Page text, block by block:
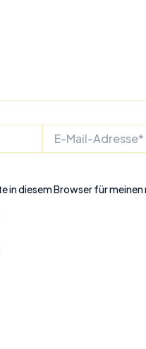
Mail-
in diesem Browser für